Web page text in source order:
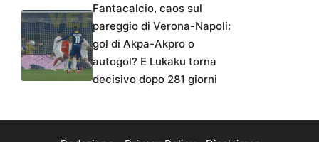
Fantacalcio, caos sul
pareggio di Verona-Napoli:
gol di Akpa-Akpro o
autogol? E Lukaku torna
decisivo dopo 281 giorni